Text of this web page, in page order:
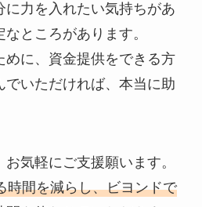
に力を入れたい気持ちがあ
ところがあります。
めに、資金提供をできる方
でいただければ、本当に助
気軽にご支援願います。
時間を減らし、ビヨンドで